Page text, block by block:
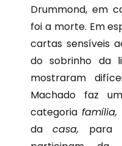
Drummond, em
foi a morte. Em
cartas sensíveis
do sobrinho da
mostraram
Machado faz
categoria família,
dacasa, para